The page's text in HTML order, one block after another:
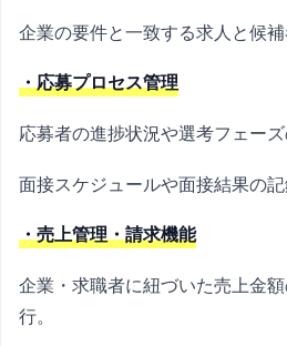
企業の要件と一致する求人と候補
・応募プロセス管理
応募者の進捗状況や選考フェーズ
面接スケジュールや面接結果の記
・売上管理・請求機能
企業・求職者に紐づいた売上金
行。